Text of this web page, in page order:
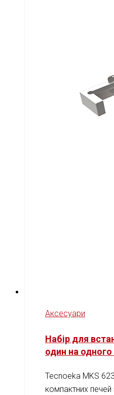
Аксесуари
Набір для
один на
Tecnoeka MKS
компактних